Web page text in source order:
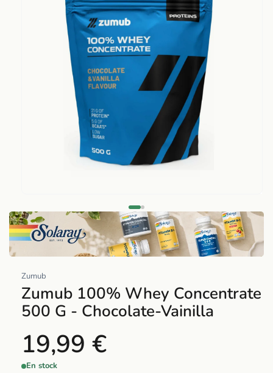
elemento
multimedia
1
en
ventana
modal
Zumub
Zumub 100% Whey Concentrate
500 G - Chocolate-Vainilla
19,99 €
En stock